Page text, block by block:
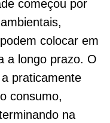
começou por
colocar em
a longo prazo. O
praticamente
consumo,
na